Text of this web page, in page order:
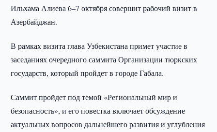
Ильхама Алиева 6–7 октября совершит рабочий визит в
Азербайджан.
В рамках визита глава Узбекистана примет участие в
заседаниях очередного саммита Организации тюркских
государств, который пройдет в городе Габала.
Саммит пройдет под темой «Региональный мир и
безопасность», и его повестка включает обсуждение
актуальных вопросов дальнейшего развития и углубления